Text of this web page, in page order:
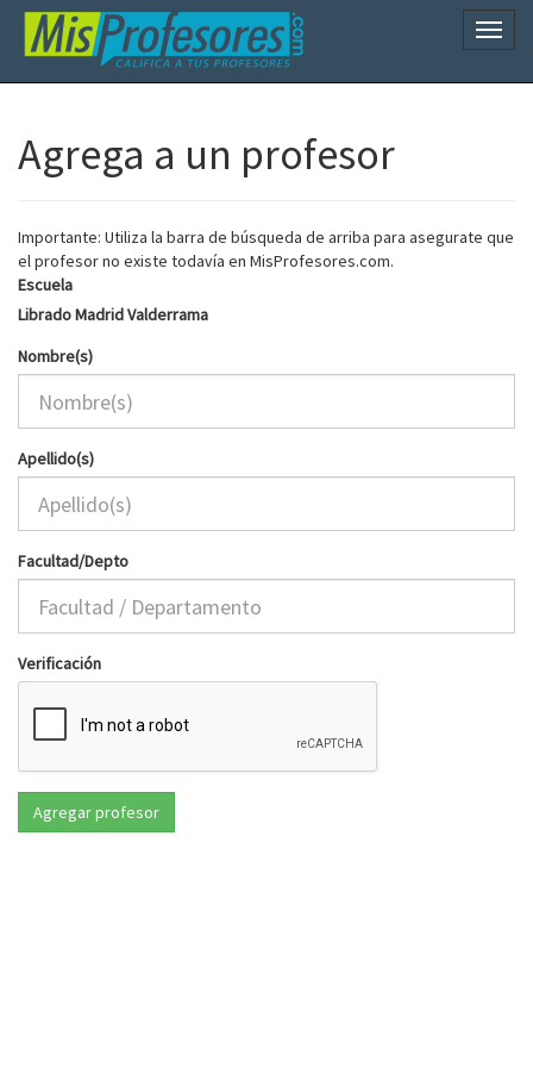
Agrega a un profesor
Importante: Utiliza la barra de búsqueda de arriba para asegurate que
el profesor no existe todavía en MisProfesores.com.
Escuela
Librado Madrid Valderrama
Nombre(s)
Apellido(s)
Facultad/Depto
Verificación